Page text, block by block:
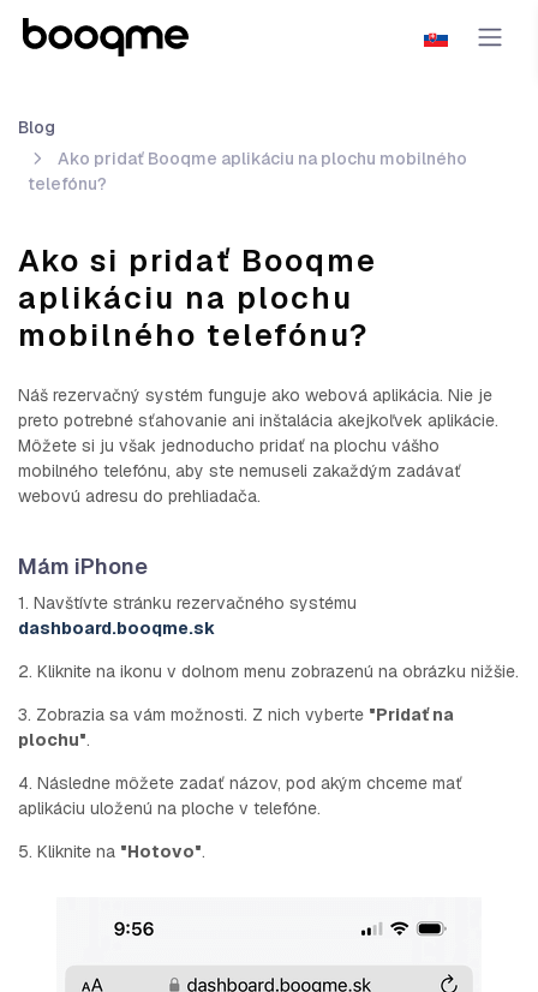
Blog
Ako pridať Booqme aplikáciu na plochu mobilného
telefónu?
Ako si pridať Booqme
aplikáciu na plochu
mobilného telefónu?
Náš rezervačný systém funguje ako webová aplikácia. Nie je
preto potrebné sťahovanie ani inštalácia akejkoľvek aplikácie.
Môžete si ju však jednoducho pridať na plochu vášho
mobilného telefónu, aby ste nemuseli zakaždým zadávať
webovú adresu do prehliadača.
Mám iPhone
1. Navštívte stránku rezervačného systému
dashboard.booqme.sk
2. Kliknite na ikonu v dolnom menu zobrazenú na obrázku nižšie.
3. Zobrazia sa vám možnosti. Z nich vyberte "Pridať na
plochu".
4. Následne môžete zadať názov, pod akým chceme mať
aplikáciu uloženú na ploche v telefóne.
5. Kliknite na "Hotovo".